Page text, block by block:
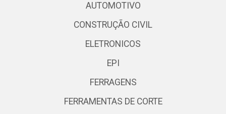
AUTOMOTIVO
CONSTRUÇÃO CIVIL
ELETRONICOS
EPI
FERRAGENS
FERRAMENTAS DE CORTE